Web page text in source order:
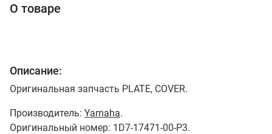
О товаре
Описание:
Оригинальная запчасть PLATE, COVER.
Производитель: Yamaha.
Оригинальный номер: 1D7-17471-00-P3.